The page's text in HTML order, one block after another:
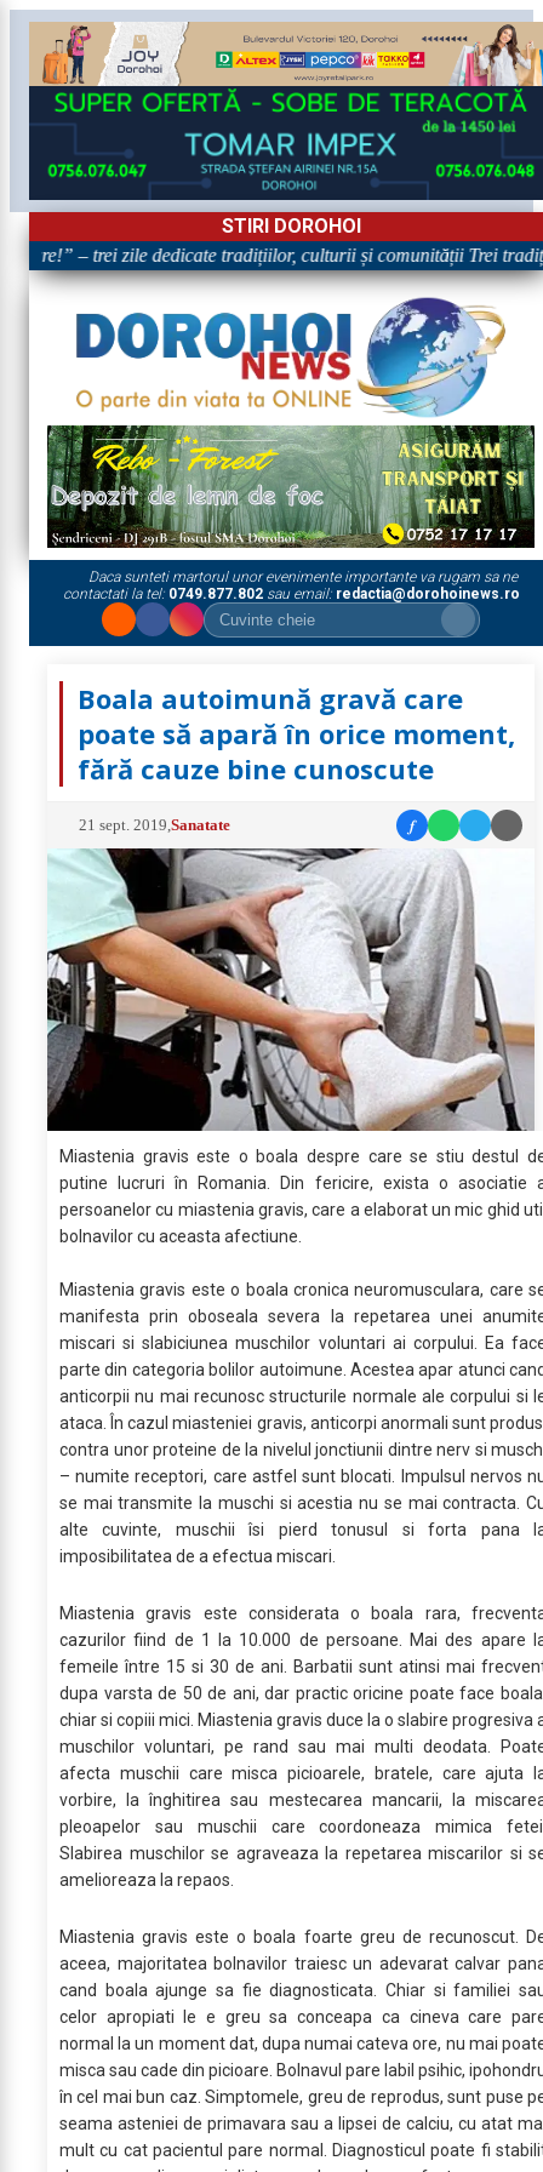
STIRI DOROHOI
– trei zile dedicate tradițiilor, culturii și comunității Trei
Daca sunteti martorul unor evenimente importante va rugam sa ne
contactati la tel: 0749.877.802sau email: redactia@dorohoinews.ro
Boala autoimună gravă care
poate să apară în orice moment,
fără cauze bine cunoscute
21 sept. 2019 ,Sanatate f
Miastenia gravis este o boala despre care se stiu destul
putine lucruri în Romania. Din fericire, exista o asociatie
persoanelor cu miastenia gravis, care a elaborat un mic ghid
bolnavilor cu aceasta afectiune.
Miastenia gravis este o boala cronica neuromusculara, care
manifesta prin oboseala severa la repetarea unei
miscari si slabiciunea muschilor voluntari ai corpului. Ea
parte din categoria bolilor autoimune. Acestea apar atunci
anticorpii nu mai recunosc structurile normale ale corpului si
ataca. În cazul miasteniei gravis, anticorpi anormali sunt
contra unor proteine de la nivelul jonctiunii dintre nerv si
– numite receptori, care astfel sunt blocati. Impulsul nervos
se mai transmite la muschi si acestia nu se mai contracta.
alte cuvinte, muschii îsi pierd tonusul si forta pana
imposibilitatea de a efectua miscari.
Miastenia gravis este considerata o boala rara,
cazurilor fiind de 1 la 10.000 de persoane. Mai des apare
femeile între 15 si 30 de ani. Barbatii sunt atinsi mai
dupa varsta de 50 de ani, dar practic oricine poate face
chiar si copiii mici. Miastenia gravis duce la o slabire progresiva
muschilor voluntari, pe rand sau mai multi deodata.
afecta muschii care misca picioarele, bratele, care ajuta
vorbire, la înghitirea sau mestecarea mancarii, la
pleoapelor sau muschii care coordoneaza mimica
Slabirea muschilor se agraveaza la repetarea miscarilor si
amelioreaza la repaos.
Miastenia gravis este o boala foarte greu de recunoscut.
aceea, majoritatea bolnavilor traiesc un adevarat calvar
cand boala ajunge sa fie diagnosticata. Chiar si familiei
celor apropiati le e greu sa conceapa ca cineva care
normal la un moment dat, dupa numai cateva ore, nu mai
misca sau cade din picioare. Bolnavul pare labil psihic,
în cel mai bun caz. Simptomele, greu de reprodus, sunt puse
seama asteniei de primavara sau a lipsei de calciu, cu atat
mult cu cat pacientul pare normal. Diagnosticul poate fi